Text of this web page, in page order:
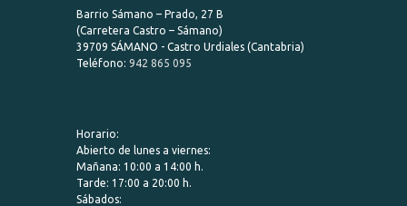
Barrio Sámano – Prado, 27 B
(Carretera Castro – Sámano)
39709 SÁMANO - Castro Urdiales (Cantabria)
Teléfono: 942 865 095
Horario:
Abierto de lunes a viernes:
Mañana: 10:00 a 14:00 h.
Tarde: 17:00 a 20:00 h.
Sábados: